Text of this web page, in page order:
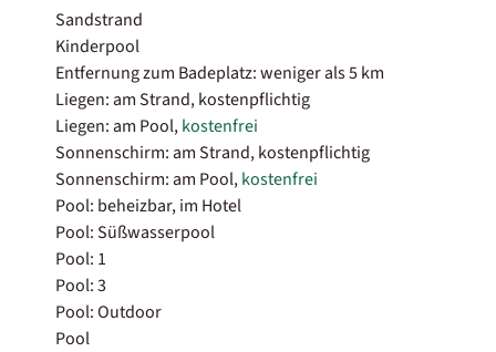
Sandstrand
Kinderpool
Entfernung zum Badeplatz: weniger als 5 km
Liegen: am Strand, kostenpflichtig
Liegen: am Pool,kostenfrei
Sonnenschirm: am Strand, kostenpflichtig
Sonnenschirm: am Pool,kostenfrei
Pool: beheizbar, im Hotel
Pool: Süßwasserpool
Pool: 1
Pool: 3
Pool: Outdoor
Pool